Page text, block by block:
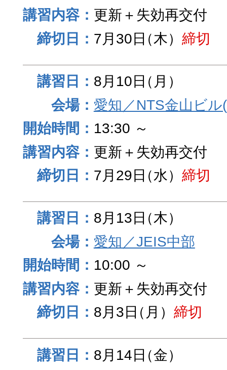
更新＋失効再交付
7月30日（木） 締切
8月10日（月）
愛知／NTS金山ビ
13:30 ～
更新＋失効再交付
7月29日（水） 締切
8月13日（木）
愛知／JEIS中部
10:00 ～
更新＋失効再交付
8月3日（月） 締切
8月14日（金）